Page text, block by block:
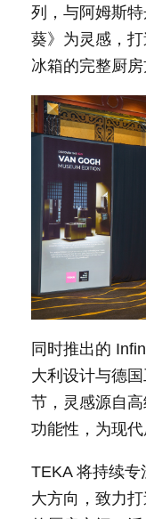
列，与阿姆斯
葵》为灵感，
冰箱的完整厨
同时推出的
大利设计与德
节，灵感源自
功能性，为现代
TEKA 将持续
大方向，致力